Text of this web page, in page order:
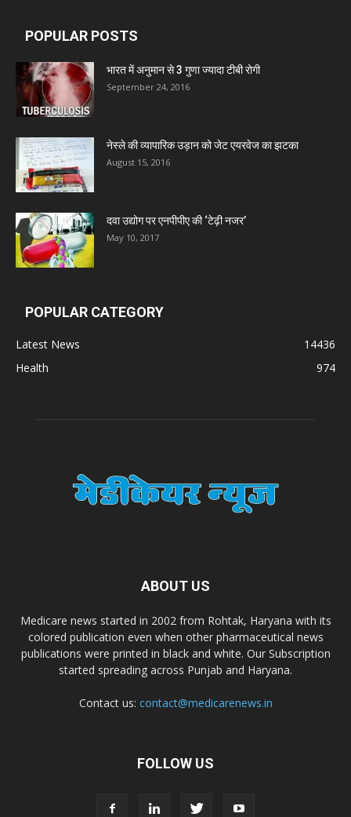
Leeford Healthcare Ltd
Admac Group Companies
Deep Shree Pharmaceuticals
Digital Vision
Sat Jinda Kalyana Pharmacy
Dr. Madhukar Pharmaceuticals (P) Ltd
Domagk Smith Labs Pvt Ltd
Diya Healthcare Private Limited
Divine Savior Pvt Ltd
POPULAR POSTS
भारत में अनुमान से 3 गुणा ज्यादा टीबी रोगी
September 24, 2016
नेस्ले की व्यापारिक उड़ान को जेट एयरवेज का झटका
August 15, 2016
दवा उद्योग पर एनपीपीए की ‘टेढ़ी नजर’
May 10, 2017
POPULAR CATEGORY
Latest News
14436
Health
974
ABOUT US
Medicare news started in 2002 from Rohtak, Haryana with its
colored publication even when other pharmaceutical news
publications were printed in black and white. Our Subscription
started spreading across Punjab and Haryana.
Contact us: contact@medicarenews.in
FOLLOW US